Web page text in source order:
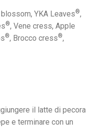
blossom, YKA Leaves®,
®, Vene cress, Apple
®, Brocco cress®,
il latte di pecora
e terminare con un